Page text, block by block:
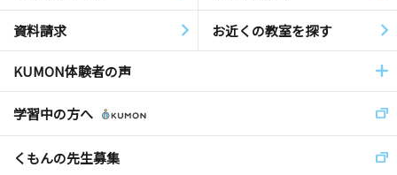
資料請求 お近くの教室を探す
KUMON体験者の声
学習中の方へ
くもんの先生募集